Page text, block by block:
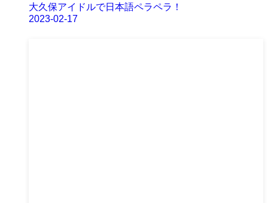
大久保アイドルで日本語ペラペラ！
2023-02-17